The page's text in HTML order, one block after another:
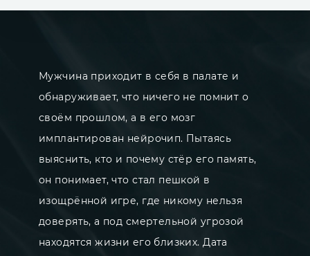
Мужчина приходит в себя в палате и
обнаруживает, что ничего не помнит о
своём прошлом, а в его мозг
имплантирован нейрочип. Пытаясь
выяснить, кто и почему стёр его память,
он понимает, что стал пешкой в
изощрённой игре, где никому нельзя
доверять, а под смертельной угрозой
находятся жизни его близких. Дата